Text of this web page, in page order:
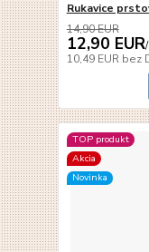
Rukavice
14,90 EUR
12,90 EUR/
10,49 EUR bez
TOP produkt
Akcia
Novinka